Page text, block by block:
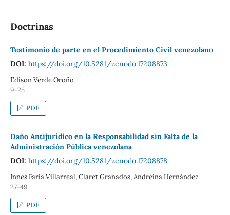
Doctrinas
Testimonio de parte en el Procedimiento Civil venezolano
DOI: https://doi.org/10.5281/zenodo.17208873
Edison Verde Oroño
9-25
PDF
Daño Antijurídico en la Responsabilidad sin Falta de la
Administración Pública venezolana
DOI: https://doi.org/10.5281/zenodo.17208878
Innes Faría Villarreal, Claret Granados, Andreína Hernández
27-49
PDF